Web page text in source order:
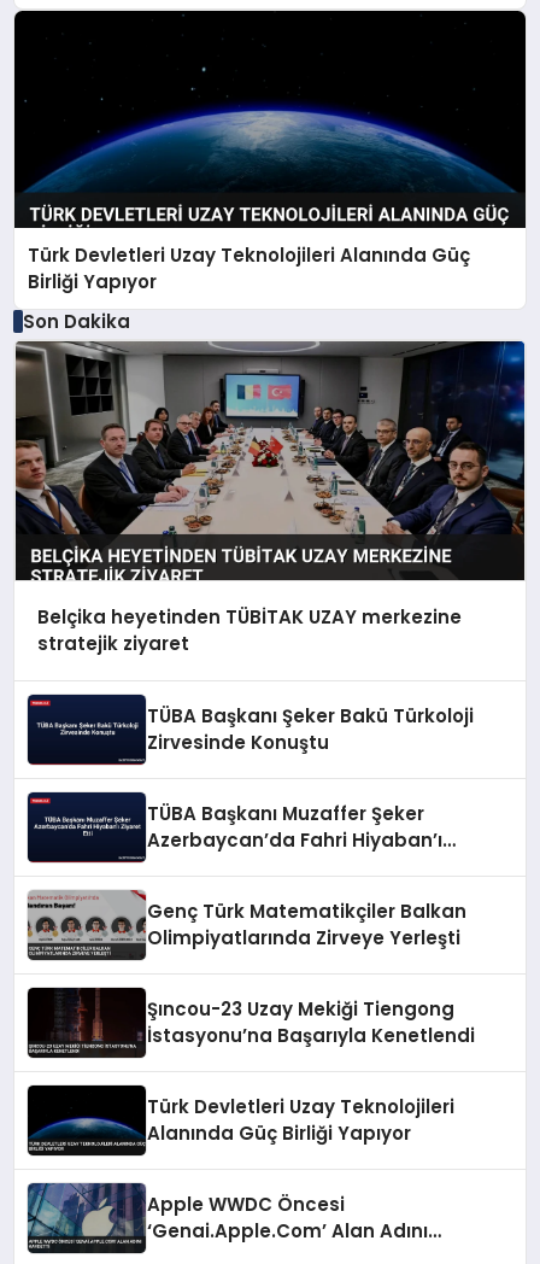
Türk Devletleri Uzay Teknolojileri Alanında Güç
Birliği Yapıyor
Son Dakika
Belçika heyetinden TÜBİTAK UZAY merkezine
stratejik ziyaret
TÜBA Başkanı Şeker Bakü Türkoloji
Zirvesinde Konuştu
TÜBA Başkanı Muzaffer Şeker
Azerbaycan’da Fahri Hiyaban’ı
Genç Türk Matematikçiler Balkan
Olimpiyatlarında Zirveye Yerleşti
Şıncou-23 Uzay Mekiği Tiengong
İstasyonu’na Başarıyla Kenetlendi
Türk Devletleri Uzay Teknolojileri
Alanında Güç Birliği Yapıyor
Apple WWDC Öncesi
‘Genai.Apple.Com’ Alan Adını